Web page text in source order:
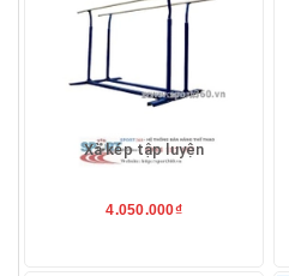
Xà kép tập luyện
4.050.000₫